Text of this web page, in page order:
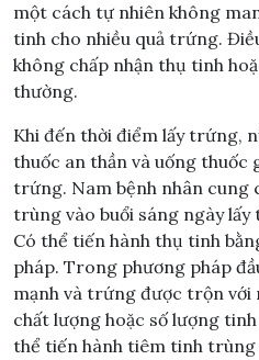
một cách tự nhiên không
tinh cho nhiều quả trứng.
không chấp nhận thụ tinh
thường.
Khi đến thời điểm lấy trứng,
thuốc an thần và uống thuốc
trứng. Nam bệnh nhân cung
trùng vào buổi sáng ngày lấy
Có thể tiến hành thụ tinh
pháp. Trong phương pháp
mạnh và trứng được trộn với
chất lượng hoặc số lượng
thể tiến hành tiêm tinh trùng